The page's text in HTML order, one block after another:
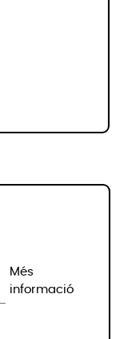
Més
informació